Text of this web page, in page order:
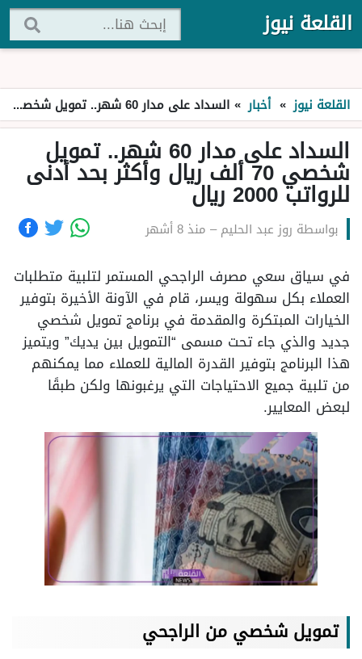
القلعة نيوز
القلعة نيوز » أخبار » السداد على مدار 60 شهر.. تمويل شخصي 70 ألف ريال وأكثر بحد أدنى للرواتب 2000 ريال
السداد على مدار 60 شهر.. تمويل
شخصي 70 ألف ريال وأكثر بحد أدنى
للرواتب 2000 ريال
بواسطة روز عبد الحليم– منذ 8 أشهر
في سياق سعي مصرف الراجحي المستمر لتلبية متطلبات
العملاء بكل سهولة ويسر، قام في الآونة الأخيرة بتوفير
الخيارات المبتكرة والمقدمة في برنامج تمويل شخصي
جديد والذي جاء تحت مسمى “التمويل بين يديك” ويتميز
هذا البرنامج بتوفير القدرة المالية للعملاء مما يمكنهم
من تلبية جميع الاحتياجات التي يرغبونها ولكن طبقًا
لبعض المعايير.
تمويل شخصي من الراجحي